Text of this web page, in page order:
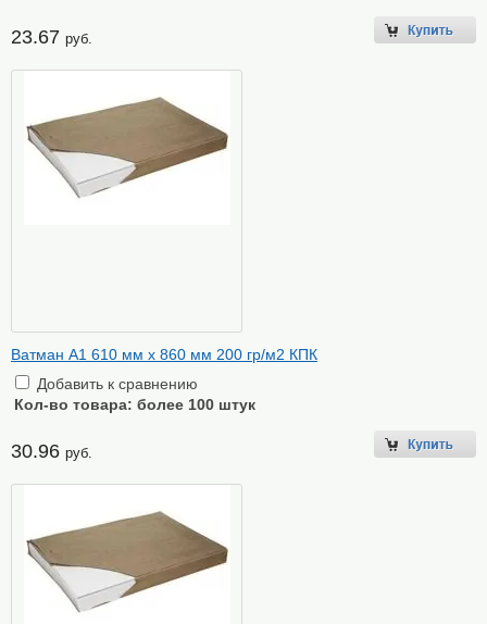
23.67 руб.
Ватман А1 610 мм х 860 мм 200 гр/м2 КПК
Добавить к сравнению
Кол-во товара: более 100 штук
30.96 руб.